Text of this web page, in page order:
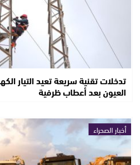
تدخلات تقنية سريعة تعيد التيار
العيون بعد أعطاب ظرفية
أخبار الصحراء